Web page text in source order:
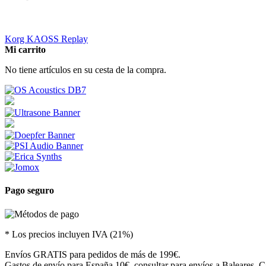
Korg KAOSS Replay
Mi carrito
No tiene artículos en su cesta de la compra.
Pago seguro
* Los precios incluyen IVA (21%)
Envíos GRATIS para pedidos de más de 199€.